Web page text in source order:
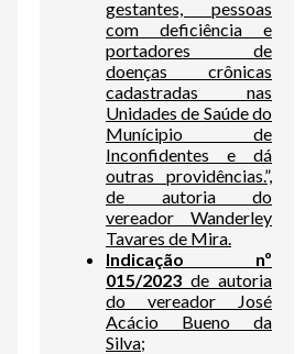
gestantes, pessoas
com deficiência e
portadores de
doenças crônicas
cadastradas nas
Unidades de Saúde do
Munícipio de
Inconfidentes e dá
outras providências.”,
de autoria do
vereador Wanderley
Tavares de Mira.
Indicação nº
015/2023 de autoria
do vereador José
Acácio Bueno da
Silva;